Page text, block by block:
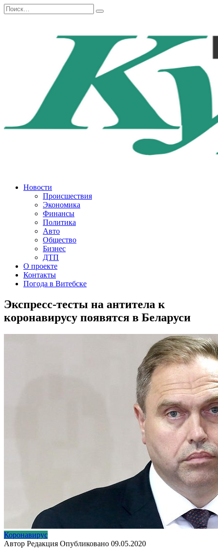
Перейти
к
Search
for:
Новости
Происшествия
Экономика
Финансы
Политика
Авто
Общество
Бизнес
ДТП
О проекте
Контакты
Погода в Витебске
Экспресс-тесты на антитела к
коронавирусу появятся в Беларуси
Коронавирус
Автор Редакция Опубликовано 09.05.2020